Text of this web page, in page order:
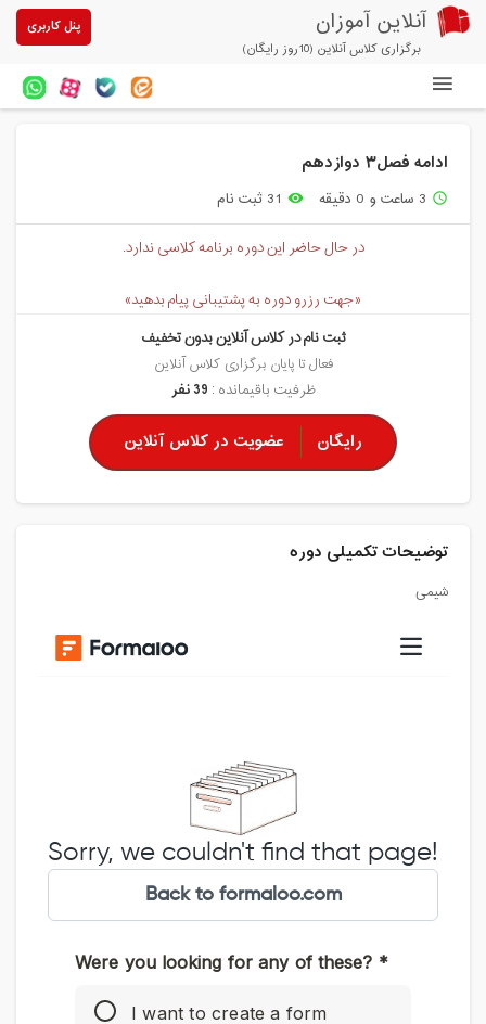
آنلاین آموزان
برگزاری کلاس آنلاین (10روز رایگان)
پنل کاربری
آزمون های آنلاین
مقالات آنلاین آموزان
خرید سرویس کلاس آنلاین
پیشنهادهای ویژه
تخفیفهای مشارکتی
درباره ما
ادامه فصل۳ دوازدهم
access_time 3 ساعت و 0 دقیقه remove_red_eye 31 ثبت نام
در حال حاضر این دوره برنامه کلاسی ندارد.
«جهت رزرو دوره به پشتیبانی پیام بدهید»
ثبت نام در کلاس آنلاین بدون تخفیف
فعال تا پایان برگزاری کلاس آنلاین
ظرفیت باقیمانده : 39 نفر
رایگان عضویت در کلاس آنلاین
توضیحات تکمیلی دوره
شیمی